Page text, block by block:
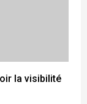
la visibilité